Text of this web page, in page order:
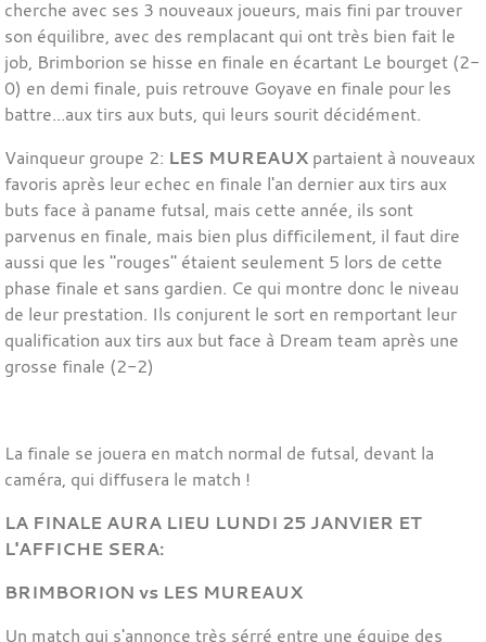
cherche avec ses 3 nouveaux joueurs, mais fini par trouver
son équilibre, avec des remplacant qui ont très bien fait le
job, Brimborion se hisse en finale en écartant Le bourget (2-
0) en demi finale, puis retrouve Goyave en finale pour les
battre...aux tirs aux buts, qui leurs sourit décidément.
Vainqueur groupe 2: LES MUREAUX partaient à nouveaux
favoris après leur echec en finale l'an dernier aux tirs aux
buts face à paname futsal, mais cette année, ils sont
parvenus en finale, mais bien plus difficilement, il faut dire
aussi que les "rouges" étaient seulement 5 lors de cette
phase finale et sans gardien. Ce qui montre donc le niveau
de leur prestation. Ils conjurent le sort en remportant leur
qualification aux tirs aux but face à Dream team après une
grosse finale (2-2)
La finale se jouera en match normal de futsal, devant la
caméra, qui diffusera le match !
LA FINALE AURA LIEU LUNDI 25 JANVIER ET
L'AFFICHE SERA:
BRIMBORION vs LES MUREAUX
Un match qui s'annonce très sérré entre une équipe des